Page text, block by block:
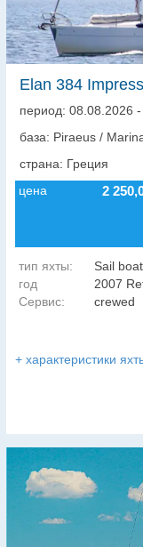
Elan 384
период: 08.08.2026
база: Piraeus /
страна: Греция
цена
2
тип яхты:
Sail boat
год
постройки:
2007
2020
Сервис: crewed
+ характеристики